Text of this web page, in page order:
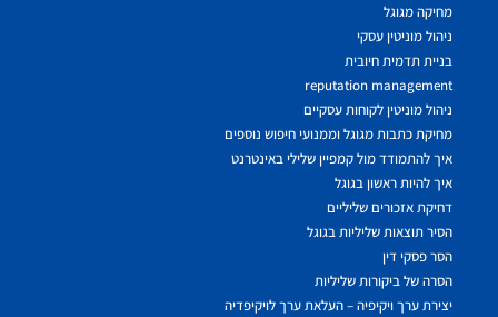
מחיקה מגוגל
ניהול מוניטין עסקי
בניית תדמית חיובית
reputation management
ניהול מוניטין לקוחות עסקיים
מחיקת כתבות מגוגל וממנועי חיפוש נוספים
איך להתמודד מול קמפיין שלילי באינטרנט
איך להיות ראשון בגוגל
דחיקת אזכורים שליליים
הסיר תוצאות שליליות בגוגל
הסר פסקי דין
הסרה של ביקורות שליליות
יצירת ערך ויקיפיה – העלאת ערך לויקיפדיה